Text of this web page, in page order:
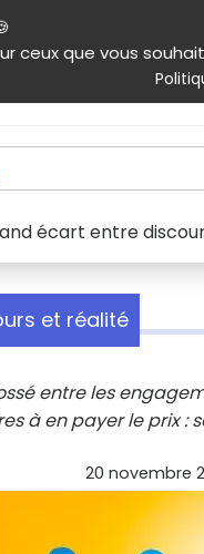
ceux que vous
Produits & services
écart entre
et réalité
entre les
à en payer le prix :
20 novembre